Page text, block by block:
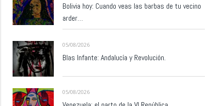
Bolivia hoy: Cuando veas las barbas de tu vecino
arder…
05/08/2026
Blas Infante: Andalucía y Revolución.
05/08/2026